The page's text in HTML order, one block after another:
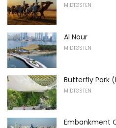
MIDTØSTEN
Al Nour
MIDTØSTEN
Butterfly Park
MIDTØSTEN
Embankment